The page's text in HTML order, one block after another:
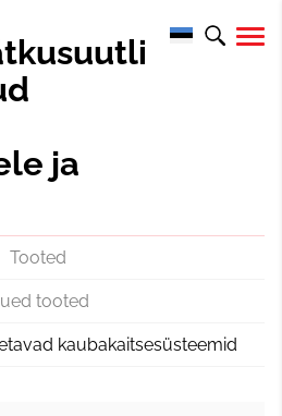
ja
Tooted
tooted
kaubakaitsesüsteemid